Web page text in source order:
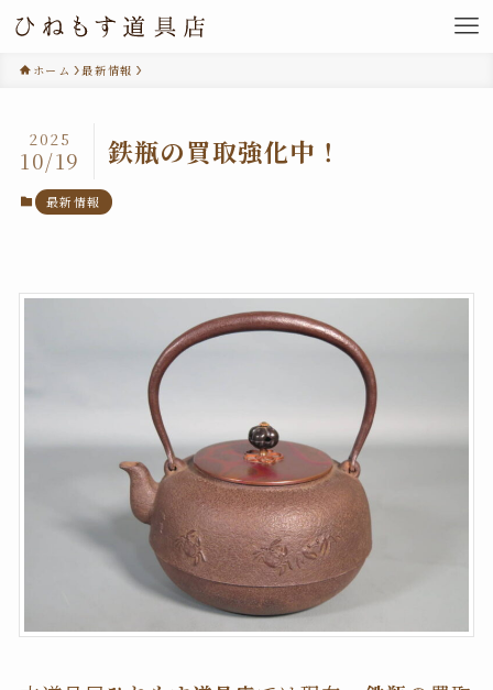
ホーム 最新情報
鉄瓶の買取強化中！
2025
10/19
最新情報